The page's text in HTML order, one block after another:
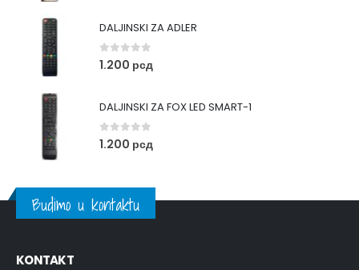
DALJINSKI ZA ADLER
0 out of 5
1.200 рсд
DALJINSKI ZA FOX LED SMART-1
0 out of 5
1.200 рсд
Budimo u kontaktu
KONTAKT